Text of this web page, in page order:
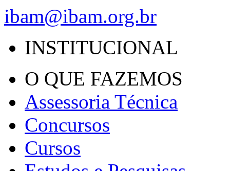
ibam@ibam.org.br
INSTITUCIONAL
O QUE FAZEMOS
Assessoria Técnica
Concursos
Cursos